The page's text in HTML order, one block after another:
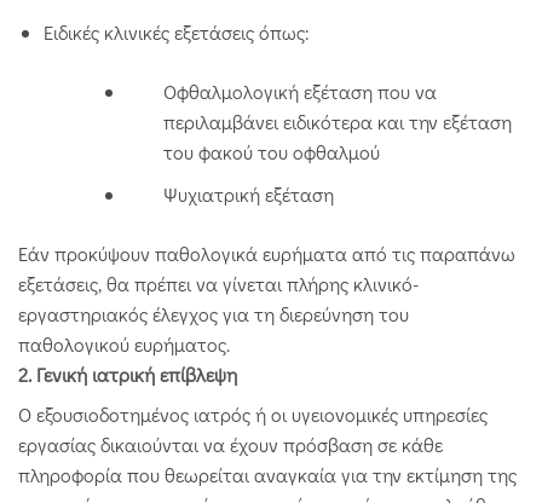
Ειδικές κλινικές εξετάσεις όπως:
Οφθαλμολογική εξέταση που να
περιλαμβάνει ειδικότερα και την εξέταση
του φακού του οφθαλμού
Ψυχιατρική εξέταση
Εάν προκύψουν παθολογικά ευρήματα από τις παραπάνω
εξετάσεις, θα πρέπει να γίνεται πλήρης κλινικό-
εργαστηριακός έλεγχος για τη διερεύνηση του
παθολογικού ευρήματος.
2. Γενική ιατρική επίβλεψη
Ο εξουσιοδοτημένος ιατρός ή οι υγειονομικές υπηρεσίες
εργασίας δικαιούνται να έχουν πρόσβαση σε κάθε
πληροφορία που θεωρείται αναγκαία για την εκτίμηση της